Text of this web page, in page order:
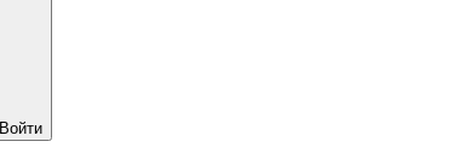
Войти